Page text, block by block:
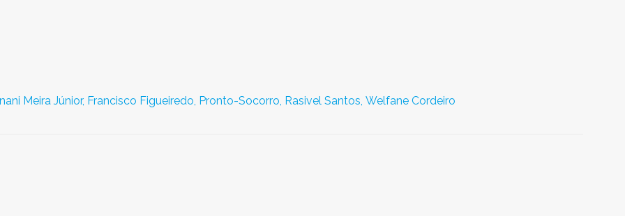
Meira Júnior, Francisco Figueiredo, Pronto-Socorro, Rasivel Santos, Welfane Cordeiro